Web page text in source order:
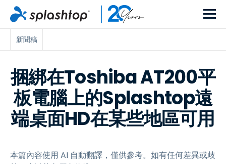
新聞稿
捆綁在Toshiba AT200平
板電腦上的Splashtop遠
端桌面HD在某些地區可用
本篇內容使用 AI 自動翻譯，僅供參考。如有任何差異或歧